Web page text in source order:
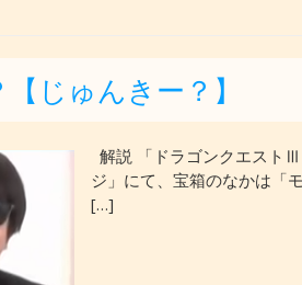
じゅんきー？】
解説 「ドラゴンクエス
ジ」にて、宝箱のなかは「
[…]